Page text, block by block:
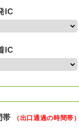
IC
IC
帯 （出口通過の時間帯